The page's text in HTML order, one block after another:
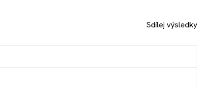
Sdílej výsledky